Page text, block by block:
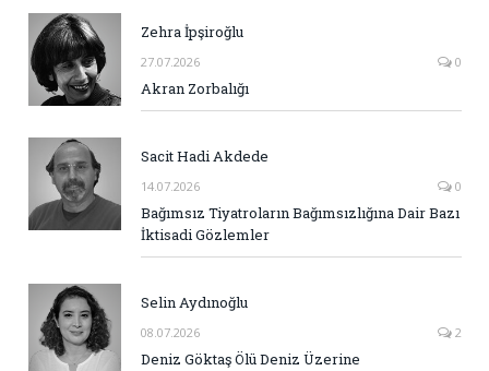
Zehra İpşiroğlu
27.07.2026 0
Akran Zorbalığı
Sacit Hadi Akdede
14.07.2026 0
Bağımsız Tiyatroların Bağımsızlığına Dair Bazı
İktisadi Gözlemler
Selin Aydınoğlu
08.07.2026 2
Deniz Göktaş Ölü Deniz Üzerine